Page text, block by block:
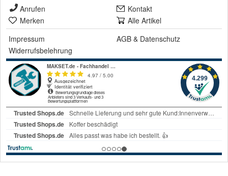
Anrufen
Kontakt
Merken
Alle Artikel
Impressum
AGB & Datenschutz
Widerrufsbelehrung